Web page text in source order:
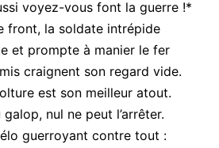
voyez-vous font la guerre !*
front, la soldate intrépide
et prompte à manier le fer
craignent son regard vide.
est son meilleur atout.
nul ne peut l’arrêter.
guerroyant contre tout :